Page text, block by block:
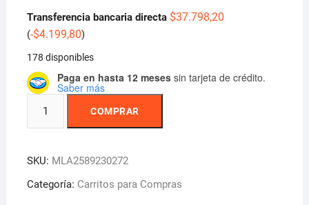
Transferencia bancaria directa $37.798,20
(-$4.199,80)
178 disponibles
Paga en hasta 12 mesessin tarjeta de crédito.
Saber más
Carrito
Plegable
Reforzado
COMPRAR
SKU: MLA2589230272
Categoría: Carritos para Compras